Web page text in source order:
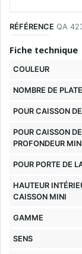
RÉFÉRENCE QA
Fiche technique
COULEUR
NOMBRE DE
POUR CAISSON
POUR CAISSON DE
PROFONDEUR
POUR PORTE DE
HAUTEUR
CAISSON MINI
GAMME
SENS